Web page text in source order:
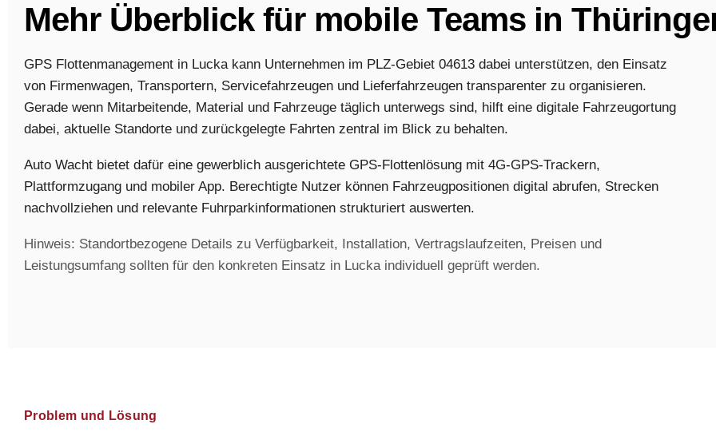
Mehr Überblick für mobile Teams in
GPS Flottenmanagement in Lucka kann Unternehmen im PLZ-Gebiet 04613 dabei unterstützen, den Einsatz
von Firmenwagen, Transportern, Servicefahrzeugen und Lieferfahrzeugen transparenter zu organisieren.
Gerade wenn Mitarbeitende, Material und Fahrzeuge täglich unterwegs sind, hilft eine digitale Fahrzeugortung
dabei, aktuelle Standorte und zurückgelegte Fahrten zentral im Blick zu behalten.
Auto Wacht bietet dafür eine gewerblich ausgerichtete GPS-Flottenlösung mit 4G-GPS-Trackern,
Plattformzugang und mobiler App. Berechtigte Nutzer können Fahrzeugpositionen digital abrufen, Strecken
nachvollziehen und relevante Fuhrparkinformationen strukturiert auswerten.
Hinweis: Standortbezogene Details zu Verfügbarkeit, Installation, Vertragslaufzeiten, Preisen und
Leistungsumfang sollten für den konkreten Einsatz in Lucka individuell geprüft werden.
Problem und Lösung